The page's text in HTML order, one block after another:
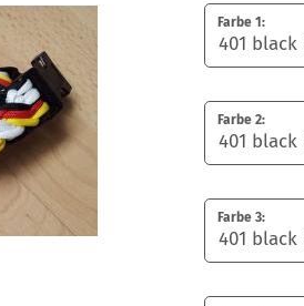
Farbe 1:
Farbe 2:
Farbe 3: